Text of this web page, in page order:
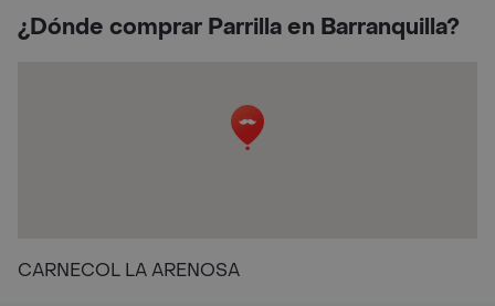
¿Dónde comprar Parrilla en Barranquilla?
CARNECOL LA ARENOSA